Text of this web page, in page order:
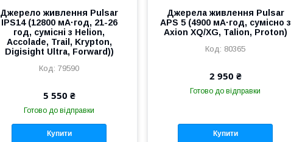
Джерело живлення Рulѕаr
IPS14 (12800 мА·год, 21-26
год, сумісні з Helion,
Accolade, Trail, Krypton,
Digisight Ultra, Forward))
79590
5 550 ₴
Готово до відправки
Купити
Джерела живлення Pulsar
APS 5 (4900 мА·год, сумісно з
Axion XQ/XG, Talion, Proton)
80365
2 950 ₴
Готово до відправки
Купити